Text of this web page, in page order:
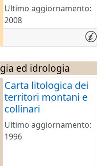
Ultimo aggiornamento:
2008
ed idrologia
Carta litologica dei
territori montani e
collinari
Ultimo aggiornamento:
1996